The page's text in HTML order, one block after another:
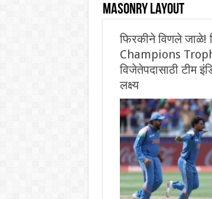
Masonry Layout
फिरकीने विणले जाळे!
Champions
विजेतेपदासाठी टीम
लक्ष्य